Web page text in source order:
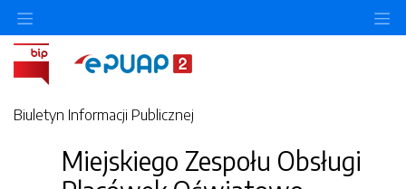
Biuletyn Informacji Publicznej
Miejskiego Zespołu Obsługi